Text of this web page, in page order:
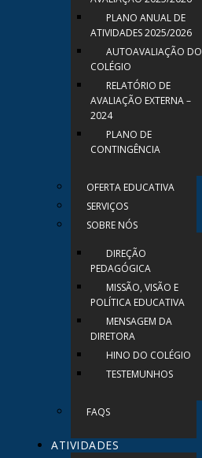
PLANO ANUAL DE
ATIVIDADES 2025/2026
AUTOAVALIAÇÃO DO
COLÉGIO
RELATÓRIO DE
AVALIAÇÃO EXTERNA –
2024
PLANO DE
CONTINGÊNCIA
OFERTA EDUCATIVA
SERVIÇOS
SOBRE NÓS
DIREÇÃO
PEDAGÓGICA
MISSÃO, VISÃO E
POLÍTICA EDUCATIVA
MENSAGEM DA
DIRETORA
HINO DO COLÉGIO
TESTEMUNHOS
FAQS
ATIVIDADES